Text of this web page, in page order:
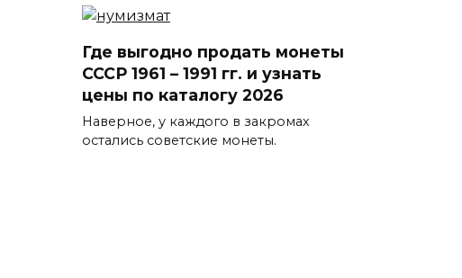
Где выгодно продать монеты
СССР 1961 – 1991 гг. и узнать
цены по каталогу 2026
Наверное, у каждого в закромах
остались советские монеты.